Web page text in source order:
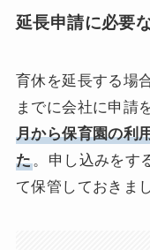
延長申請に必要
育休を延長する場
までに会社に申請
月から保育園の利
た。申し込みをす
て保管しておきま